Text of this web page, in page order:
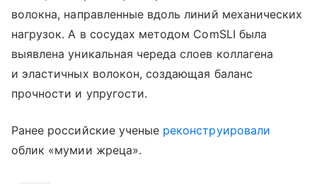
волокна, направленные вдоль линий механических
нагрузок. А в сосудах методом ComSLI была
выявлена уникальная череда слоев коллагена
и эластичных волокон, создающая баланс
прочности и упругости.
Ранее российские ученые реконструировали
облик «мумии жреца».